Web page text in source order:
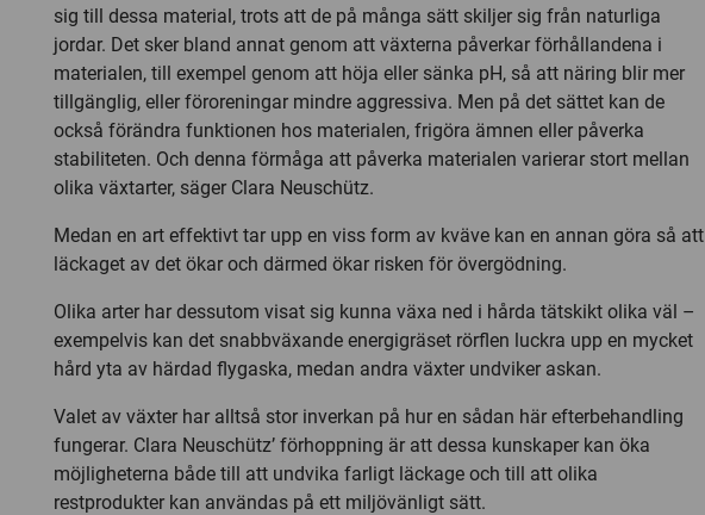
sig till dessa material, trots att de på många sätt skiljer sig från naturliga
jordar. Det sker bland annat genom att växterna påverkar förhållandena i
materialen, till exempel genom att höja eller sänka pH, så att näring blir mer
tillgänglig, eller föroreningar mindre aggressiva. Men på det sättet kan de
också förändra funktionen hos materialen, frigöra ämnen eller påverka
stabiliteten. Och denna förmåga att påverka materialen varierar stort mellan
olika växtarter, säger Clara Neuschütz.
Medan en art effektivt tar upp en viss form av kväve kan en annan göra så att
läckaget av det ökar och därmed ökar risken för övergödning.
Olika arter har dessutom visat sig kunna växa ned i hårda tätskikt olika väl –
exempelvis kan det snabbväxande energigräset rörflen luckra upp en mycket
hård yta av härdad flygaska, medan andra växter undviker askan.
Valet av växter har alltså stor inverkan på hur en sådan här efterbehandling
fungerar. Clara Neuschütz’ förhoppning är att dessa kunskaper kan öka
möjligheterna både till att undvika farligt läckage och till att olika
restprodukter kan användas på ett miljövänligt sätt.